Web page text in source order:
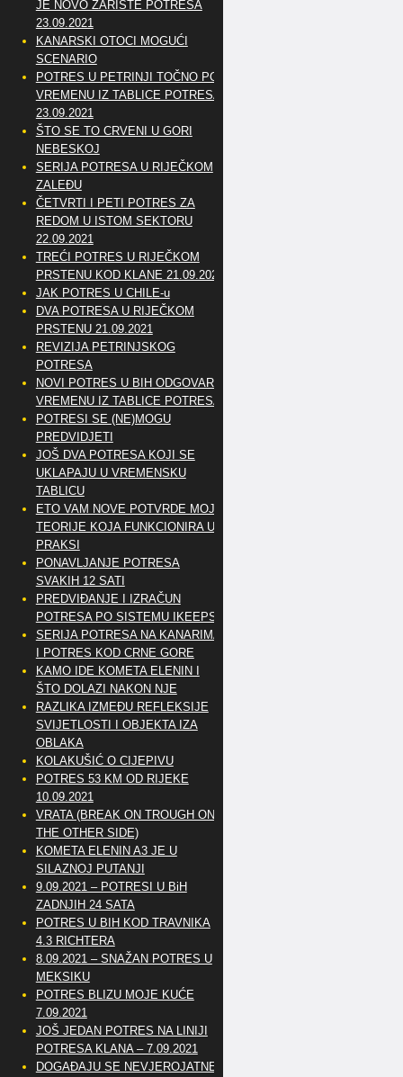
JE NOVO ŽARIŠTE POTRESA
23.09.2021
KANARSKI OTOCI MOGUĆI
SCENARIO
POTRES U PETRINJI TOČNO PO
VREMENU IZ TABLICE POTRESA
23.09.2021
ŠTO SE TO CRVENI U GORI
NEBESKOJ
SERIJA POTRESA U RIJEČKOM
ZALEĐU
ČETVRTI I PETI POTRES ZA
REDOM U ISTOM SEKTORU
22.09.2021
TREĆI POTRES U RIJEČKOM
PRSTENU KOD KLANE 21.09.2021
JAK POTRES U CHILE-u
DVA POTRESA U RIJEČKOM
PRSTENU 21.09.2021
REVIZIJA PETRINJSKOG
POTRESA
NOVI POTRES U BIH ODGOVARA
VREMENU IZ TABLICE POTRESA
POTRESI SE (NE)MOGU
PREDVIDJETI
JOŠ DVA POTRESA KOJI SE
UKLAPAJU U VREMENSKU
TABLICU
ETO VAM NOVE POTVRDE MOJE
TEORIJE KOJA FUNKCIONIRA U
PRAKSI
PONAVLJANJE POTRESA
SVAKIH 12 SATI
PREDVIĐANJE I IZRAČUN
POTRESA PO SISTEMU IKEEPS
SERIJA POTRESA NA KANARIMA
I POTRES KOD CRNE GORE
KAMO IDE KOMETA ELENIN I
ŠTO DOLAZI NAKON NJE
RAZLIKA IZMEĐU REFLEKSIJE
SVIJETLOSTI I OBJEKTA IZA
OBLAKA
KOLAKUŠIĆ O CIJEPIVU
POTRES 53 KM OD RIJEKE
10.09.2021
VRATA (BREAK ON TROUGH ON
THE OTHER SIDE)
KOMETA ELENIN A3 JE U
SILAZNOJ PUTANJI
9.09.2021 – POTRESI U BiH
ZADNJIH 24 SATA
POTRES U BIH KOD TRAVNIKA
4.3 RICHTERA
8.09.2021 – SNAŽAN POTRES U
MEKSIKU
POTRES BLIZU MOJE KUĆE
7.09.2021
JOŠ JEDAN POTRES NA LINIJI
POTRESA KLANA – 7.09.2021
DOGAĐAJU SE NEVJEROJATNE